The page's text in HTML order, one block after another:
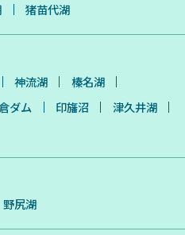
猪苗代湖
神流湖
榛名湖
ダム 印旛沼
津久井湖
野尻湖